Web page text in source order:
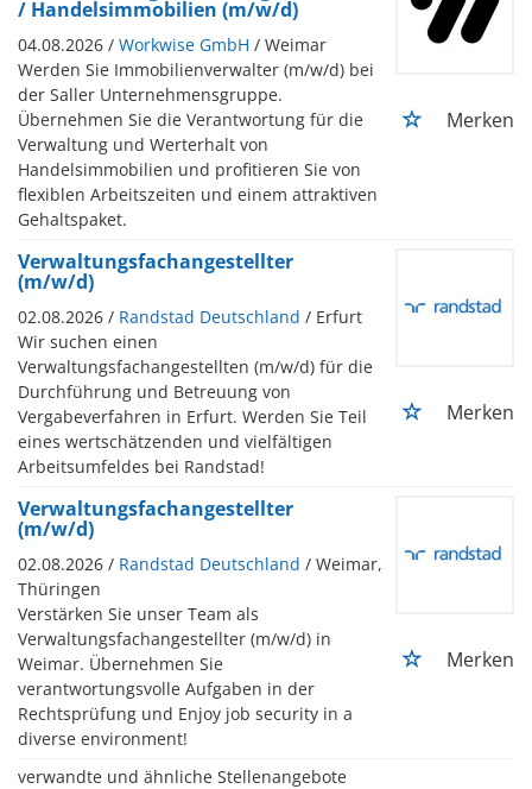
/ Handelsimmobilien (m/w/d)
04.08.2026 / Workwise GmbH / Weimar
Werden Sie Immobilienverwalter (m/w/d) bei
der Saller Unternehmensgruppe.
Übernehmen Sie die Verantwortung für die
Verwaltung und Werterhalt von
Handelsimmobilien und profitieren Sie von
flexiblen Arbeitszeiten und einem attraktiven
Gehaltspaket.
Merken
Verwaltungsfachangestellter
(m/w/d)
02.08.2026 / Randstad Deutschland / Erfurt
Wir suchen einen
Verwaltungsfachangestellten (m/w/d) für die
Durchführung und Betreuung von
Vergabeverfahren in Erfurt. Werden Sie Teil
eines wertschätzenden und vielfältigen
Arbeitsumfeldes bei Randstad!
Merken
Verwaltungsfachangestellter
(m/w/d)
02.08.2026 / Randstad Deutschland / Weimar,
Thüringen
Verstärken Sie unser Team als
Verwaltungsfachangestellter (m/w/d) in
Weimar. Übernehmen Sie
verantwortungsvolle Aufgaben in der
Rechtsprüfung und Enjoy job security in a
diverse environment!
Merken
verwandte und ähnliche Stellenangebote